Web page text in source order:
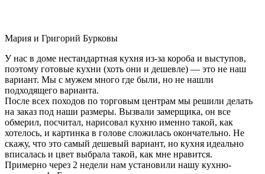
Мария и Григорий Бурковы
У нас в доме нестандартная кухня из-за короба и выступов,
поэтому готовые кухни (хоть они и дешевле) — это не наш
вариант. Мы с мужем много где были, но не нашли
подходящего варианта.
После всех походов по торговым центрам мы решили делать
на заказ под наши размеры. Вызвали замерщика, он все
обмерил, посчитал, нарисовал кухню именно такой, как
хотелось, и картинка в голове сложилась окончательно. Не
скажу, что это самый дешевый вариант, но кухня идеально
вписалась и цвет выбрала такой, как мне нравится.
Примерно через 2 недели нам установили нашу кухню-